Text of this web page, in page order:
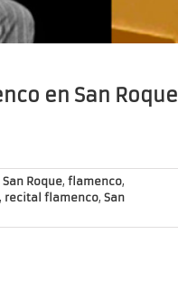
en San Roque
Roque, flamenco,
, recital flamenco, San